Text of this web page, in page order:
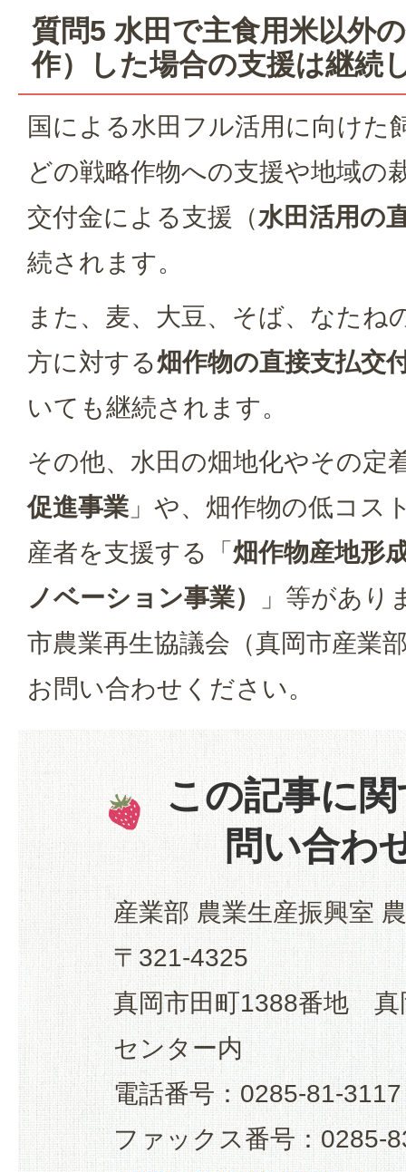
質問5 水田で主食用米以外
作）した場合の支援は継続
国による水田フル活用に向けた
どの戦略作物への支援や地域の
交付金による支援（水田活用の
続されます。
また、麦、大豆、そば、なたね
方に対する畑作物の直接支払交
いても継続されます。
その他、水田の畑地化やその定
促進事業 」や、畑作物の低コス
産者を支援する「 畑作物産地形
ノベーション事業）
」等があり
市農業再生協議会（真岡市産業
お問い合わせください。
この記事に
問い合わ
産業部 農業生産振興室
〒321-4325
真岡市田町1388番地 真
センター内
電話番号：0285-81-3117
ファックス番号：0285-